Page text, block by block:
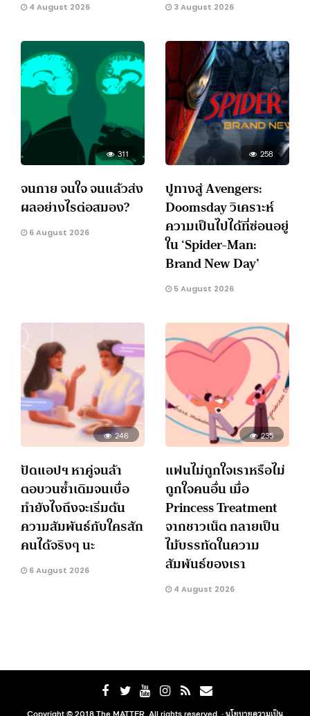
4 August 2026 3 August 2026
311
จนกาย จนใจ จนแล้วส่ง
ผลอย่างไรต่อสมอง?
6 August 2026
258
ปูทางสู่ Avengers:
Doomsday วิเคราะห์
ความเป็นไปได้ที่ซ่อนอยู่
ใน ‘Spider-Man:
Brand New Day’
5 August 2026
246
ปัดแอปฯ หาคู่จนล้า
ตอบวนซ้ำเดิมจนเบื่อ
ทำยังไงถึงจะเริ่มต้น
ความสัมพันธ์กับใครสัก
คนได้จริงๆ นะ
6 August 2026
235
แฟนไม่ถูกใจเราหรือไม่
ถูกใจคนอื่น เมื่อ
Princess Treatment
จากชาวเน็ต กลายเป็น
ไม้บรรทัดในความ
สัมพันธ์ของเรา
4 August 2026
Copyright © 2018 The MATTER. All rights reserved. ·นโยบายความเป็น